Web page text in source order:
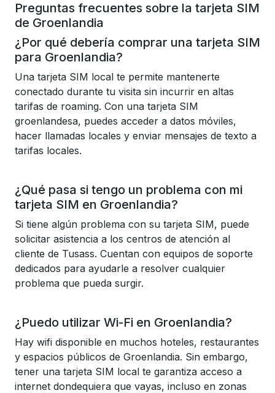
Preguntas frecuentes sobre la tarjeta SIM
de Groenlandia
¿Por qué debería comprar una tarjeta SIM
para Groenlandia?
Una tarjeta SIM local te permite mantenerte
conectado durante tu visita sin incurrir en altas
tarifas de roaming. Con una tarjeta SIM
groenlandesa, puedes acceder a datos móviles,
hacer llamadas locales y enviar mensajes de texto a
tarifas locales.
¿Qué pasa si tengo un problema con mi
tarjeta SIM en Groenlandia?
Si tiene algún problema con su tarjeta SIM, puede
solicitar asistencia a los centros de atención al
cliente de Tusass. Cuentan con equipos de soporte
dedicados para ayudarle a resolver cualquier
problema que pueda surgir.
¿Puedo utilizar Wi-Fi en Groenlandia?
Hay wifi disponible en muchos hoteles, restaurantes
y espacios públicos de Groenlandia. Sin embargo,
tener una tarjeta SIM local te garantiza acceso a
internet dondequiera que vayas, incluso en zonas